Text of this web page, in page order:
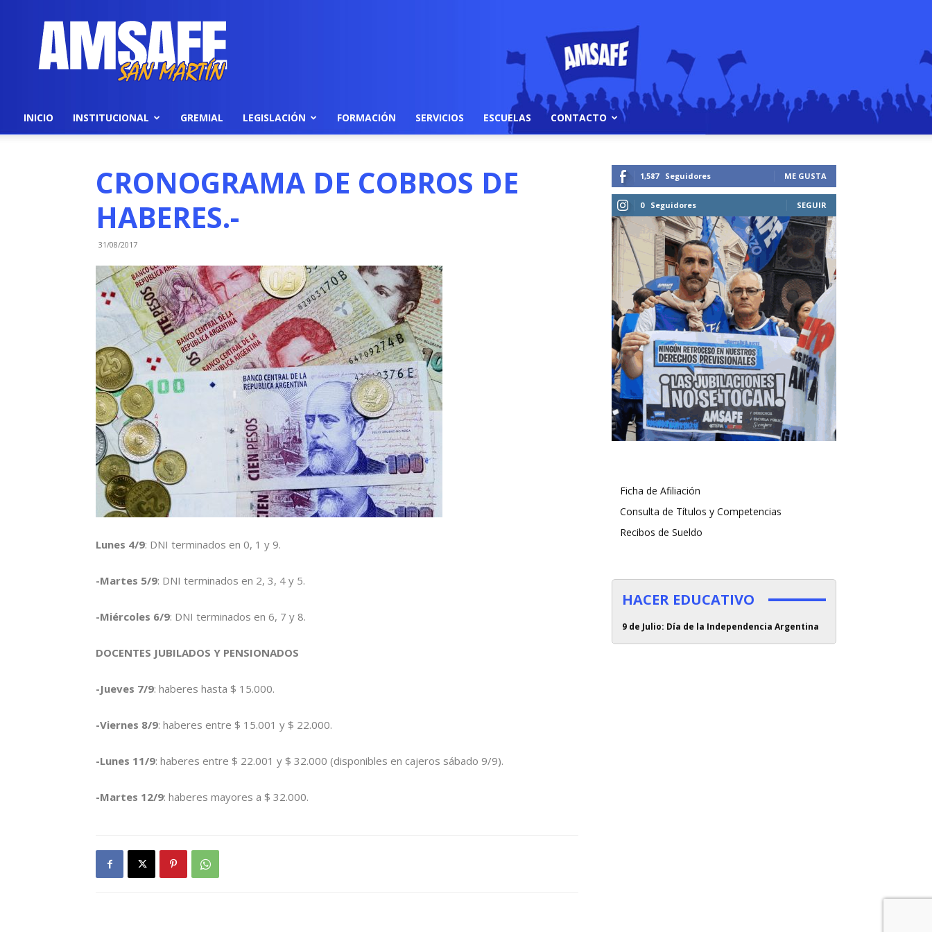
AMSAFE
INICIO INSTITUCIONAL GREMIAL LEGISLACIÓN FORMACIÓN SERVICIOS ESCUELAS CONTACTO
CRONOGRAMA DE COBROS DE
HABERES.-
31/08/2017
Lunes 4/9: DNI terminados en 0, 1 y 9.
-Martes 5/9: DNI terminados en 2, 3, 4 y 5.
-Miércoles 6/9: DNI terminados en 6, 7 y 8.
DOCENTES JUBILADOS Y PENSIONADOS
-Jueves 7/9: haberes hasta $ 15.000.
-Viernes 8/9: haberes entre $ 15.001 y $ 22.000.
-Lunes 11/9: haberes entre $ 22.001 y $ 32.000 (disponibles en cajeros sábado 9/9).
-Martes 12/9: haberes mayores a $ 32.000.
1,587 Seguidores ME GUSTA
0 Seguidores SEGUIR
Ficha de Afiliación
Consulta de Títulos y Competencias
Recibos de Sueldo
HACER EDUCATIVO
9 de Julio: Día de la Independencia Argentina